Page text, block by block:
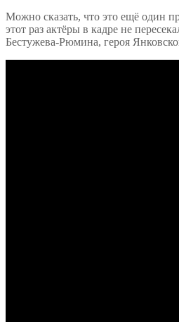
Можно сказать, что это ещё один
этот раз актёры в кадре не
Бестужева-Рюмина, героя